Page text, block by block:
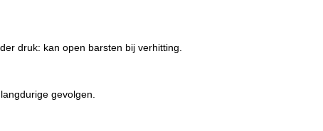
druk: kan open barsten bij verhitting.
gevolgen.